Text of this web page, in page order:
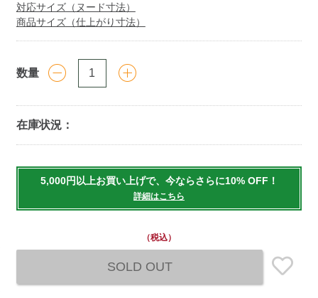
対応サイズ（ヌード寸法）
商品サイズ（仕上がり寸法）
数量
在庫状況：
to
5,000円以上お買い上げで、今ならさらに10% OFF！
詳細はこちら
（税込）
SOLD OUT